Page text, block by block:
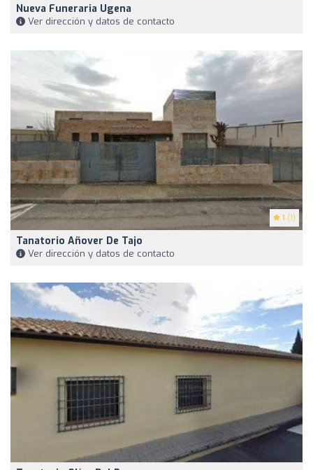
Nueva Funeraria Ugena
Ver dirección y datos de contacto
1 (1)
Tanatorio Añover De Tajo
Ver dirección y datos de contacto